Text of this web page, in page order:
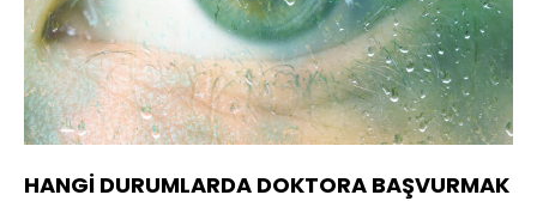
HANGİ DURUMLARDA DOKTORA BAŞVURMAK